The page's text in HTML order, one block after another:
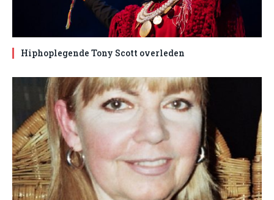
Hiphoplegende Tony Scott overleden